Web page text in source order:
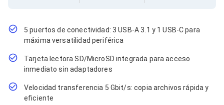
Jacks de Red
Conectores
Tapas y Cajas
Herramientas para Cables
Pinzas Ponchadoras
Probadores de Cable
Cortadoras de Cable
Protectores para Cables
5 puertos de conectividad: 3 USB-A 3.1 y 1 USB-C para
máxima versatilidad periférica
Tarjeta lectora SD/MicroSD integrada para acceso
inmediato sin adaptadores
Velocidad transferencia 5 Gbit/s: copia archivos rápida y
eficiente